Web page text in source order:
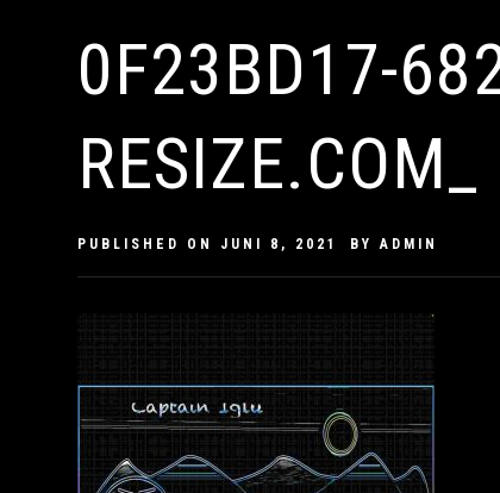
0F23BD17-
RESIZE.COM_
PUBLISHED ON JUNI 8, 2021 BYADMIN